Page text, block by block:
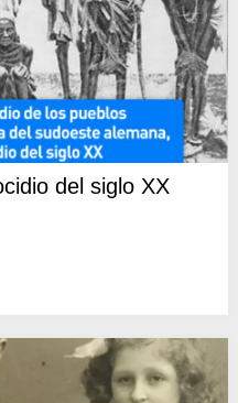
del siglo XX